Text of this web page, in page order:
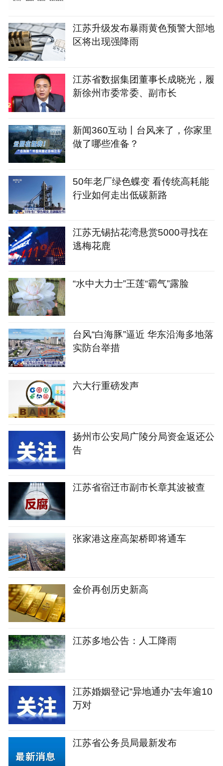
江苏升级发布暴雨黄色预警大部地
区将出现强降雨
江苏省数据集团董事长成晓光，履
新徐州市委常委、副市长
新闻360互动丨台风来了，你家里
做了哪些准备？
50年老厂绿色蝶变 看传统高耗能
行业如何走出低碳新路
江苏无锡拈花湾悬赏5000寻找在
逃梅花鹿
“水中大力士”王莲“霸气”露脸
台风“白海豚”逼近 华东沿海多地落
实防台举措
六大行重磅发声
扬州市公安局广陵分局资金返还公
告
江苏省宿迁市副市长章其波被查
张家港这座高架桥即将通车
金价再创历史新高
江苏多地公告：人工降雨
江苏婚姻登记“异地通办”去年逾10
万对
江苏省公务员局最新发布